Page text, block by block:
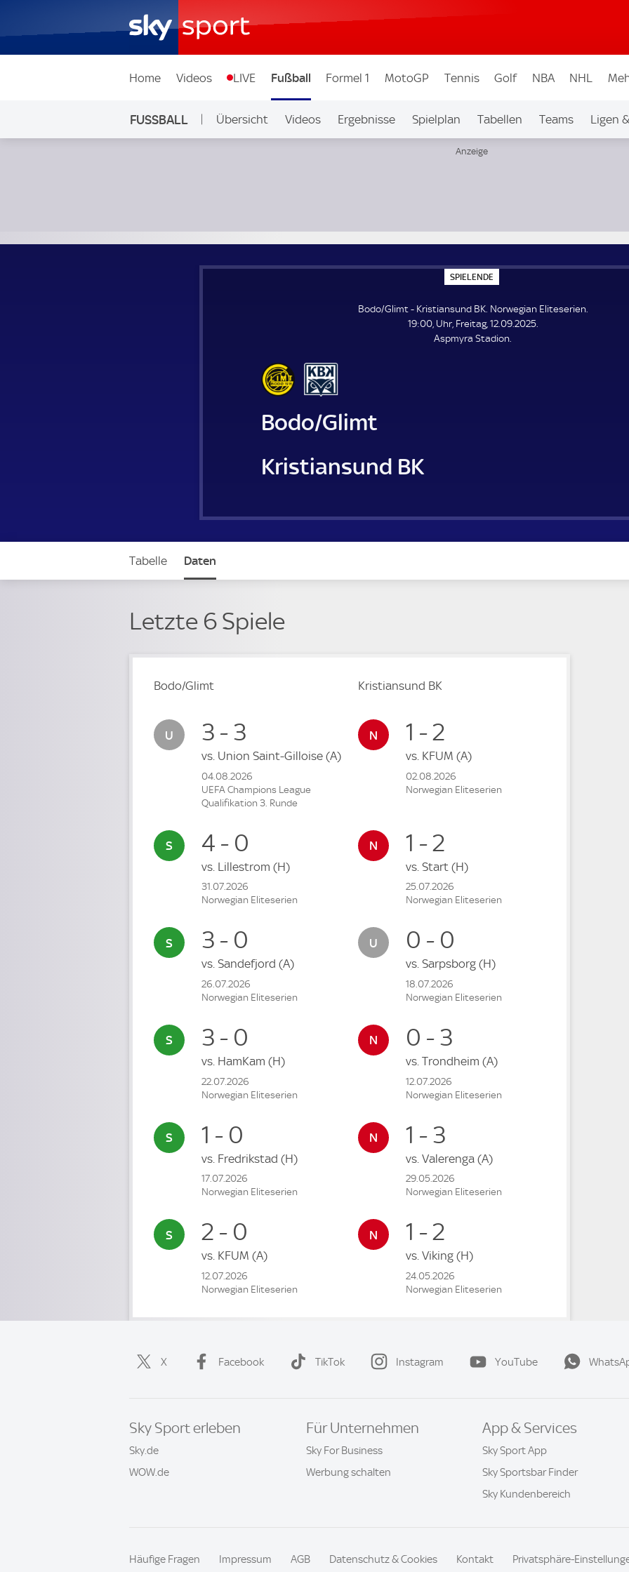
Home Videos LIVE Fußball Formel 1 MotoGP Tennis Golf NBA NHL
FUSSBALL Übersicht Videos Ergebnisse Spielplan Tabellen Teams Ligen
SPIELENDE
P
E
L
E
N
Bodo/Glimt - Kristiansund BK. Norwegian Eliteserien.
19:00, Uhr, Freitag, 12.09.2025.
Aspmyra Stadion.
Bodo/Glimt
Kristiansund BK
Tabelle Daten
Letzte 6 Spiele
Bodo/Glimt
3 - 3
vs. Union Saint-Gilloise (A)
04.08.2026
UEFA Champions League
Qualifikation 3. Runde
4 - 0
vs. Lillestrom (H)
31.07.2026
Norwegian Eliteserien
3 - 0
vs. Sandefjord (A)
26.07.2026
Norwegian Eliteserien
3 - 0
vs. HamKam (H)
22.07.2026
Norwegian Eliteserien
1 - 0
vs. Fredrikstad (H)
17.07.2026
Norwegian Eliteserien
2 - 0
vs. KFUM (A)
12.07.2026
Norwegian Eliteserien
Kristiansund BK
1 - 2
vs. KFUM (A)
02.08.2026
Norwegian Eliteserien
1 - 2
vs. Start (H)
25.07.2026
Norwegian Eliteserien
0 - 0
vs. Sarpsborg (H)
18.07.2026
Norwegian Eliteserien
0 - 3
vs. Trondheim (A)
12.07.2026
Norwegian Eliteserien
1 - 3
vs. Valerenga (A)
29.05.2026
Norwegian Eliteserien
1 - 2
vs. Viking (H)
24.05.2026
Norwegian Eliteserien
X Facebook TikTok Instagram YouTube
Sky Sport erleben
Sky.de
WOW.de
Für Unternehmen
Sky For Business
Werbung schalten
App & Services
Sky Sport App
Sky Sportsbar Finder
Sky Kundenbereich
Häufige Fragen Impressum AGB Datenschutz & Cookies Kontakt Privatsphäre-